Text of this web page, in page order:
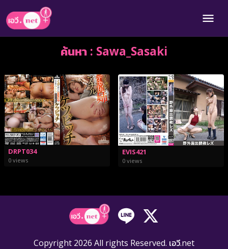
ค้นหา : Sawa_Sasaki
DRPT034
0 views
EVIS421
0 views
Copyright 2026 All rights Reserved. เอวี.net